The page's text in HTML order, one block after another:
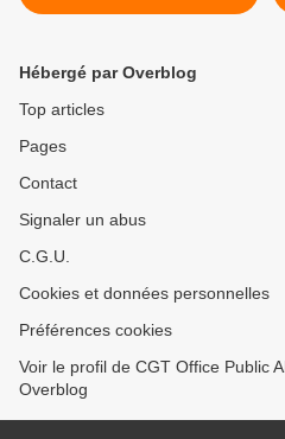
annonce la poursuite de la
Hébergé par Overblog
Top articles
Pages
Contact
Signaler un abus
C.G.U.
Cookies et données personnelles
Préférences cookies
Voir le profil de CGT Office Public
Overblog